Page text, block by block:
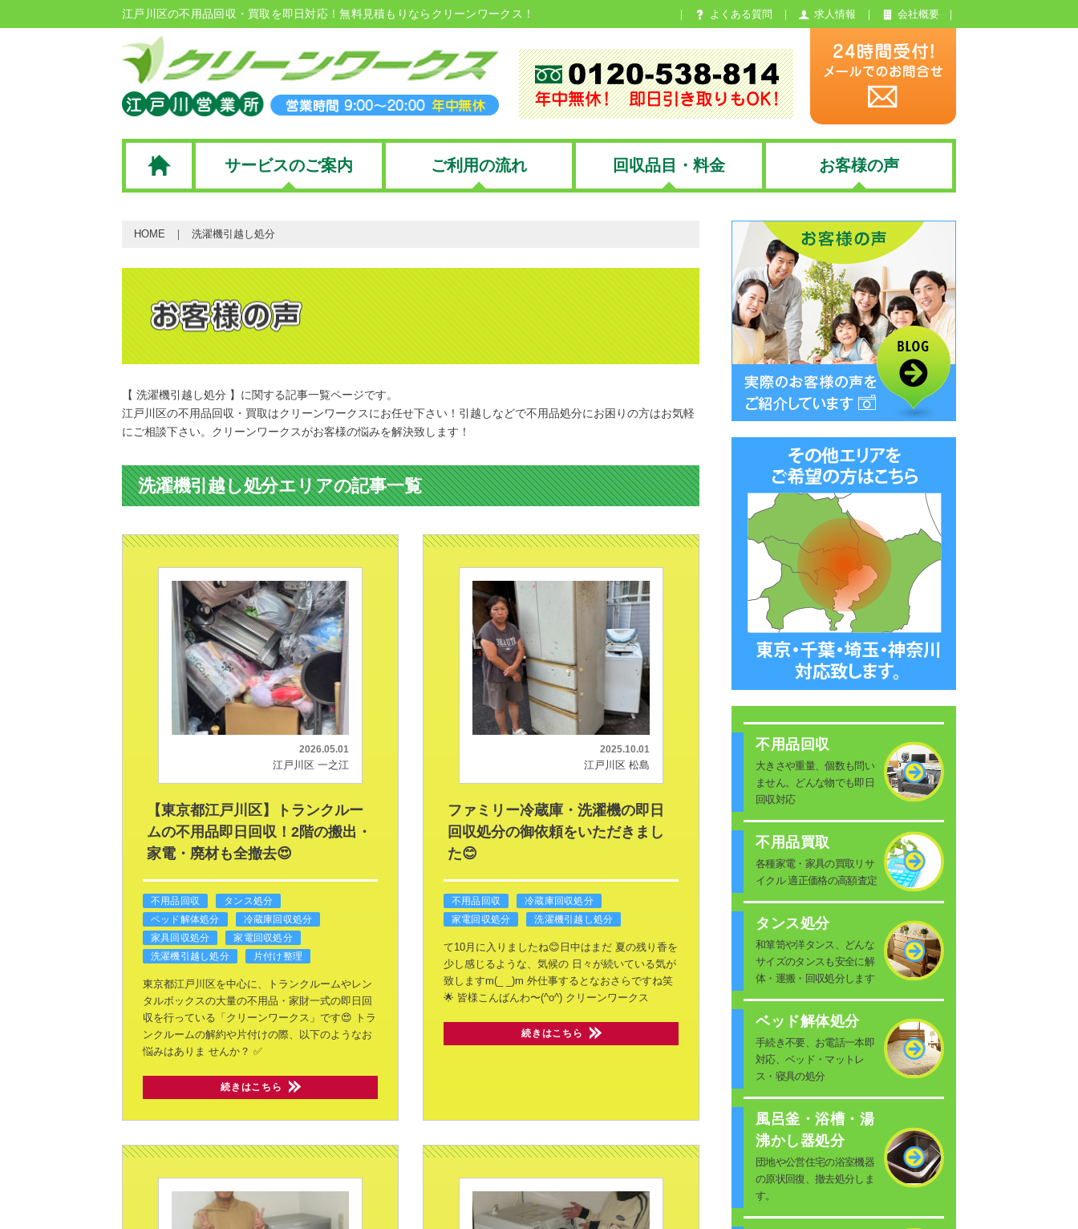
江戸川区の不用品回収・買取を即日対応！無料見積もりならクリーンワークス！ よくある質問 求人情報 会社概要
サービスのご案内 ご利用の流れ 回収品目・料金 お客様の声
HOME 洗濯機引越し処分
【 洗濯機引越し処分 】に関する記事一覧ページです。
江戸川区の不用品回収・買取はクリーンワークスにお任せ下さい！引越しなどで不用品処分にお困りの方はお気軽
にご相談下さい。クリーンワークスがお客様の悩みを解決致します！
洗濯機引越し処分エリアの記事一覧
2026.05.01
江戸川区 一之江
【東京都江戸川区】トランクルー
ムの不用品即日回収！2階の搬出・
家電・廃材も全撤去😍
不用品回収
タンス処分
ベッド解体処分
冷蔵庫回収処分
家具回収処分
家電回収処分
洗濯機引越し処分
片付け整理
東京都江戸川区を中心に、トランクルームやレン
タルボックスの大量の不用品・家財一式の即日回
収を行っている「クリーンワークス」です😍 トラ
ンクルームの解約や片付けの際、以下のようなお
悩みはありま せんか？ ✅
続きはこちら
2025.10.01
江戸川区 松島
ファミリー冷蔵庫・洗濯機の即日
回収処分の御依頼をいただきまし
た😊
不用品回収
冷蔵庫回収処分
家電回収処分
洗濯機引越し処分
て10月に入りましたね😊日中はまだ 夏の残り香を
少し感じるような、気候の 日々が続いている気が
致しますm(_ _)m 外仕事するとなおさらですね笑
🌟 皆様こんばんわ〜(^o^) クリーンワークス
続きはこちら
不用品回収
大きさや重量、個数も問い
ません。どんな物でも即日
回収対応
不用品買取
各種家電・家具の買取リサ
イクル 適正価格の高額査定
タンス処分
和箪笥や洋タンス、どんな
サイズのタンスも安全に解
体・運搬・回収処分します
ベッド解体処分
手続き不要、お電話一本即
対応、ベッド・マットレ
ス・寝具の処分
風呂釜・浴槽・湯
沸かし器処分
団地や公営住宅の浴室機器
の原状回復、撤去処分しま
す。